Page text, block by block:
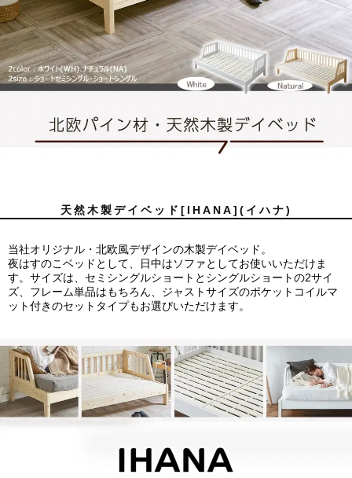
天然木製デイベッド[IHANA](イハナ)
当社オリジナル・北欧風デザインの木製デイベッド。
夜はすのこベッドとして、日中はソファとしてお使いいただけま
す。サイズは、セミシングルショートとシングルショートの2サイ
ズ、フレーム単品はもちろん、ジャストサイズのポケットコイルマ
ット付きのセットタイプもお選びいただけます。